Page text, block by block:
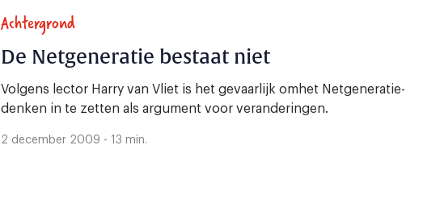
Achtergrond
De Netgeneratie bestaat niet
Volgens lector Harry van Vliet is het gevaarlijk omhet Netgeneratie-
denken in te zetten als argument voor veranderingen.
2 december 2009 - 13 min.